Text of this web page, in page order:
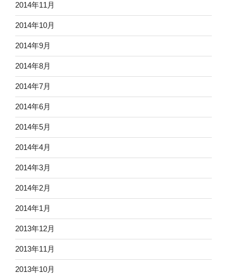
2014年11月
2014年10月
2014年9月
2014年8月
2014年7月
2014年6月
2014年5月
2014年4月
2014年3月
2014年2月
2014年1月
2013年12月
2013年11月
2013年10月